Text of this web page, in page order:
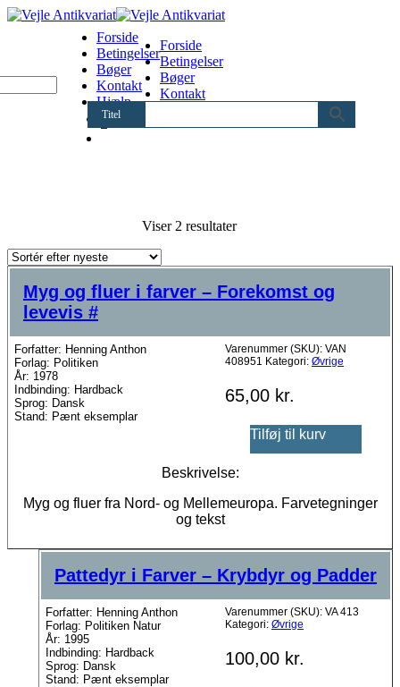
Titel
Forside
Betingelser
Bøger
Kontakt
Hjælp
Forside
Betingelser
Bøger
Kontakt
Viser 2 resultaterSorteret
Myg og fluer i farver – Forekomst og
levevis #
Forfatter: Henning Anthon
Forlag: Politiken
År: 1978
Indbinding: Hardback
Sprog: Dansk
Stand: Pænt eksemplar
Varenummer (SKU): VAN
408951 Kategori: Øvrige
65,00 kr.
Tilføj til kurv
Beskrivelse:
Myg og fluer fra Nord- og Mellemeuropa. Farvetegninger
og tekst
Pattedyr i Farver – Krybdyr og Padder
Forfatter: Henning Anthon
Forlag: Politiken Natur
År: 1995
Indbinding: Hardback
Sprog: Dansk
Stand: Pænt eksemplar
Varenummer (SKU): VA 413
Kategori: Øvrige
100,00 kr.